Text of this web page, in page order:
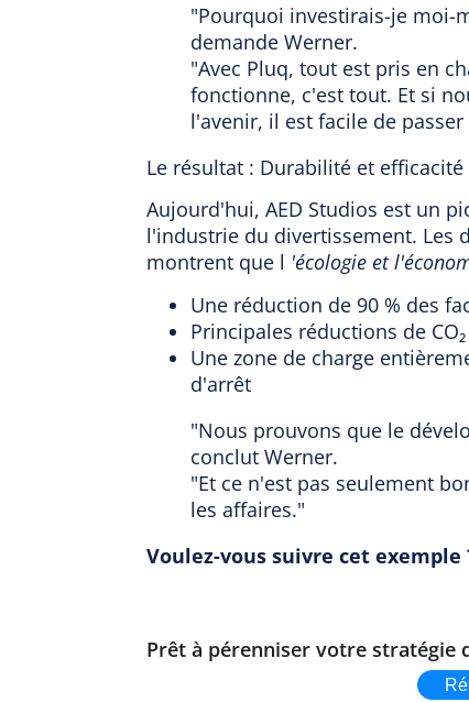
"Pourquoi investirais-je moi-
demande Werner.
"Avec Pluq, tout est pris en
fonctionne, c'est tout. Et si
l'avenir, il est facile de
Le résultat : Durabilité et efficacité
Aujourd'hui, AED Studios est un
l'industrie du divertissement. Les
montrent que l 'écologie et
Une réduction de 90 % des
Principales réductions de CO₂
Une zone de charge
d'arrêt
"Nous prouvons que le
conclut Werner.
"Et ce n'est pas seulement
les affaires."
Voulez-vous suivre cet exemple
Prêt à pérenniser votre stratégie